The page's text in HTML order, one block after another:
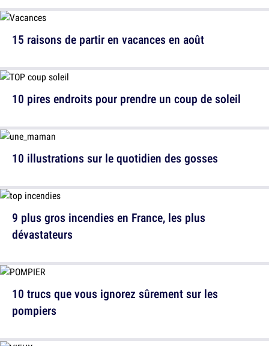
15 raisons de partir en vacances en août
10 illustrations sur le quotidien des gosses
10 trucs que vous ignorez sûrement sur les
pompiers
10 pires endroits pour prendre un coup de soleil
9 plus gros incendies en France, les plus
dévastateurs